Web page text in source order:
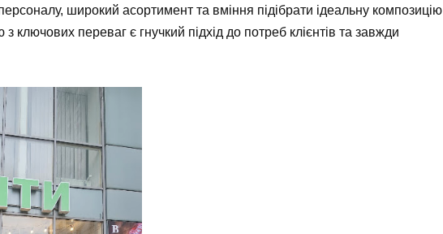
широкий асортимент та вміння підібрати ідеальну композицію
з ключових переваг є гнучкий підхід до потреб клієнтів та завжди